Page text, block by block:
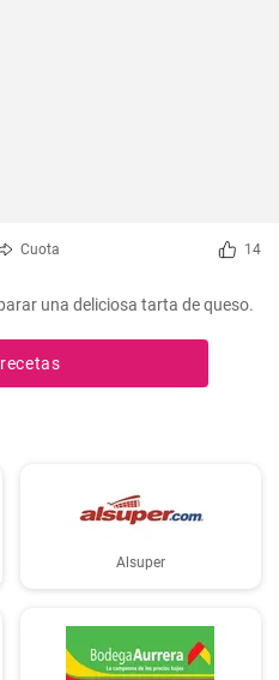
Cuota 14
una deliciosa tarta de queso.
Alsuper